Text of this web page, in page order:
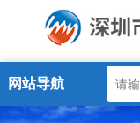
网站导航